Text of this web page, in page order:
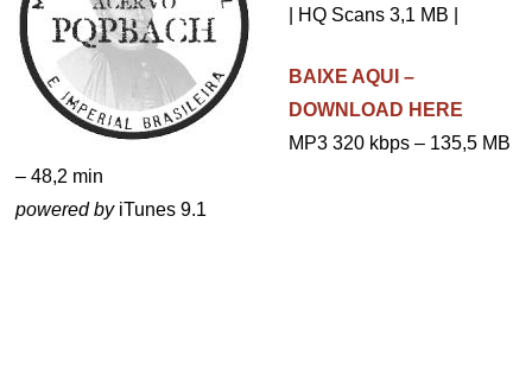
| HQ Scans 3,1 MB |
BAIXE AQUI –
DOWNLOAD HERE
MP3 320 kbps – 135,5 MB
– 48,2 min
powered byiTunes 9.1